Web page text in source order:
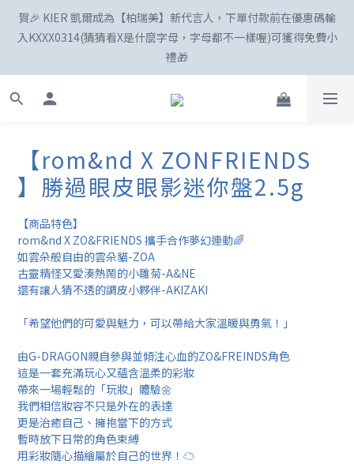
☀️「爸」氣外露！SKIN1004最高77折、柏瑞美最高82折
賀🎉 KIER 凱爾成為【柏瑞美】新代言人，下單付款前在優惠碼輸
入KXXX0314(猜猜看X是什麼字母，字母都不一樣喔)可獲得免費小
禮🎁
☀️「爸」氣外露！SKIN1004最高77折、柏瑞美最高82折
【rom&nd X ZONFRIENDS
】勝過眼皮眼影迷你盤2.5g
【商品特色】
rom&nd X ZO&FRIENDS 攜手合作夢幻連動🌈
如雲朵般自由的雲朵貓-ZOA
古靈精怪又愛湊熱鬧的小雛菊-A&NE
還有讓人猜不透的調皮小夥伴-AKIZAKI
「希望他們的可愛與魅力，可以帶給大家溫暖與勇氣！」
由G-DRAGON親自參與並傾注心血的ZO&FREINDS角色
這是一套充滿玩心又蘊含溫柔的彩妝
帶來一場輕鬆的「玩妝」體驗🌼
我們相信妝容不只是外在的表達
更是治癒自己、擁抱當下的方式
暫時放下日常的角色束縛
用彩妝隨心描繪屬於自己的世界！☁️